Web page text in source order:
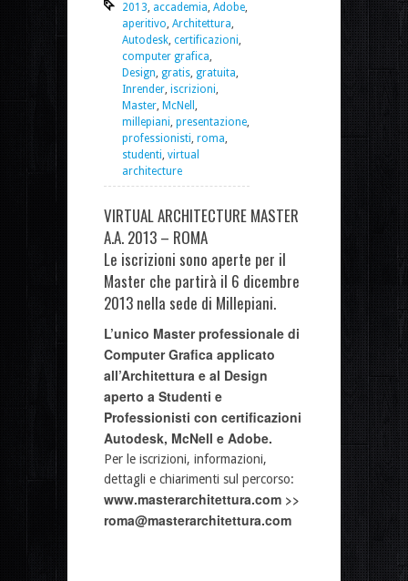
2013, accademia, Adobe,
aperitivo, Architettura,
Autodesk, certificazioni,
computer grafica,
Design, gratis, gratuita,
Inrender, iscrizioni,
Master, McNell ,
millepiani, presentazione,
professionisti, roma,
studenti, virtual
architecture
VIRTUAL ARCHITECTURE MASTER
A.A. 2013 – ROMA
Le iscrizioni sono aperte per il
Master che partirà il 6 dicembre
2013 nella sede di Millepiani.
L’unico Master professionale di
Computer Grafica applicato
all’Architettura e al Design
aperto a Studenti e
Professionisti con certificazioni
Autodesk, McNell e Adobe.
Per le iscrizioni, informazioni,
dettagli e chiarimenti sul percorso:
www.masterarchitettura.com >>
roma@masterarchitettura.com